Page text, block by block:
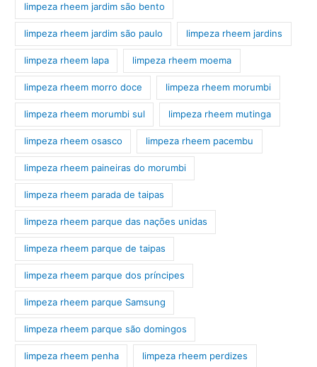
limpeza rheem jardim são bento
limpeza rheem jardim são paulo limpeza rheem jardins
limpeza rheem lapa limpeza rheem moema
limpeza rheem morro doce limpeza rheem morumbi
limpeza rheem morumbi sul limpeza rheem mutinga
limpeza rheem osasco limpeza rheem pacembu
limpeza rheem paineiras do morumbi
limpeza rheem parada de taipas
limpeza rheem parque das nações unidas
limpeza rheem parque de taipas
limpeza rheem parque dos príncipes
limpeza rheem parque Samsung
limpeza rheem parque são domingos
limpeza rheem penha limpeza rheem perdizes